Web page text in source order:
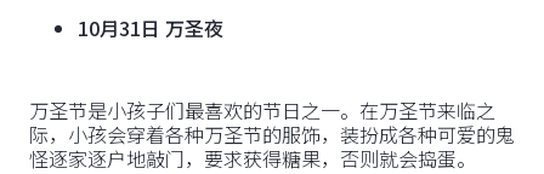
10月31日 万圣夜
万圣节是小孩子们最喜欢的节日之一。在万圣节来临之
际，小孩会穿着各种万圣节的服饰，装扮成各种可爱的鬼
怪逐家逐户地敲门，要求获得糖果，否则就会捣蛋。